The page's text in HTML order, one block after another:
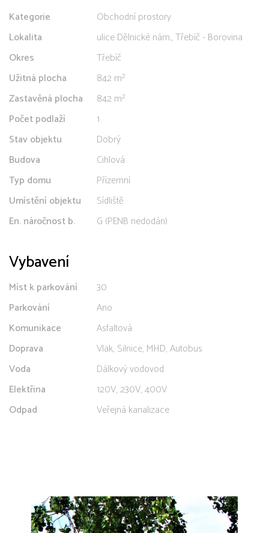
Kategorie
Obchodní prostory
Lokalita
ulice Dělnické nám., Třebíč - Borovina
Okres
Třebíč
Užitná plocha
842 m²
Zastavěná plocha
842 m²
Počet podlaží
1
Stav objektu
Dobrý
Budova
Cihlová
Typ domu
Přízemní
Umístění objektu
Sídliště
En. náročnost b.
G (PENB nedodán)
Vybavení
Míst k parkování
30
Parkování
Ano
Komunikace
Asfaltová
Doprava
Vlak, Silnice, MHD, Autobus
Voda
Dálkový vodovod
Elektřina
120V, 230V, 400V
Odpad
Veřejná kanalizace